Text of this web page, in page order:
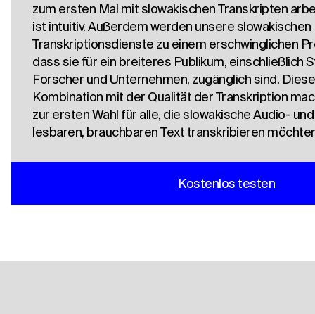
zum ersten Mal mit slowakischen Transkripten
ist intuitiv. Außerdem werden unsere slowakischen
Transkriptionsdienste zu einem erschwinglichen
dass sie für ein breiteres Publikum, einschließlich
Forscher und Unternehmen, zugänglich sind.
Kombination mit der Qualität der Transkription
zur ersten Wahl für alle, die slowakische Audio-
lesbaren, brauchbaren Text transkribieren
Kostenlos testen